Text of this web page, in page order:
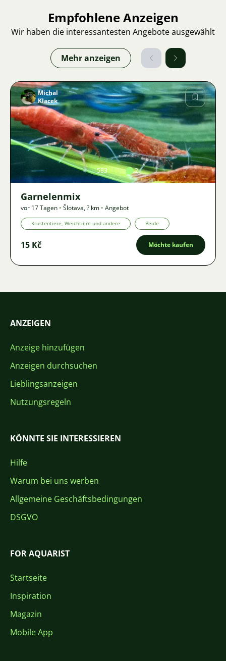
Empfohlene Anzeigen
Wir haben die interessantesten Angebote ausgewählt
Mehr anzeigen
Bild
Michal
Klacek
583 2
Garnelenmix
vor 17 Tagen • Šlotava,? km • Angebot
Krustentiere, Weichtiere und andere Beide
15 Kč Möchte kaufen
ANZEIGEN
Anzeige hinzufügen
Anzeigen durchsuchen
Lieblingsanzeigen
Nutzungsregeln
KÖNNTE SIE INTERESSIEREN
Hilfe
Warum bei uns werben
Allgemeine Geschäftsbedingungen
DSGVO
FOR AQUARIST
Startseite
Inspiration
Magazin
Mobile App